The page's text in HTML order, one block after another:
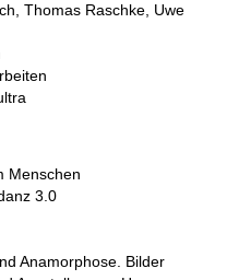
Thomas Raschke, Uwe
Menschen
3.0
Anamorphose. Bilder